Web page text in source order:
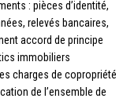
: pièces d’identité,
relevés bancaires,
accord de principe
immobiliers
charges de copropriété
de l’ensemble de